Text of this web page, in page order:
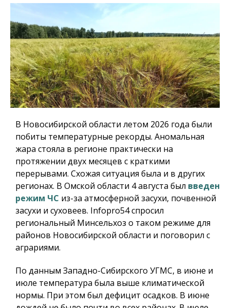
В Новосибирской области летом 2026 года были
побиты температурные рекорды. Аномальная
жара стояла в регионе практически на
протяжении двух месяцев с краткими
перерывами. Схожая ситуация была и в других
регионах. В Омской области 4 августа был введен
режим ЧС из-за атмосферной засухи, почвенной
засухи и суховеев. Infopro54спросил
региональный Минсельхоз о таком режиме для
районов Новосибирской области и поговорил с
аграриями.
По данным Западно-Сибирского УГМС, в июне и
июле температура была выше климатической
нормы. При этом был дефицит осадков. В июне